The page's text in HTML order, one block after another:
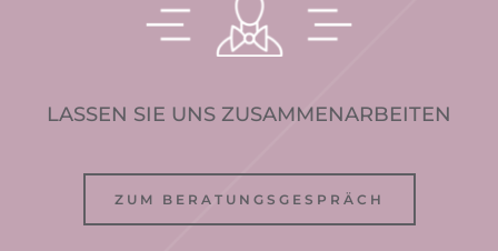
LASSEN SIE UNS ZUSAMMENARBEITEN
ZUM BERATUNGSGESPRÄCH